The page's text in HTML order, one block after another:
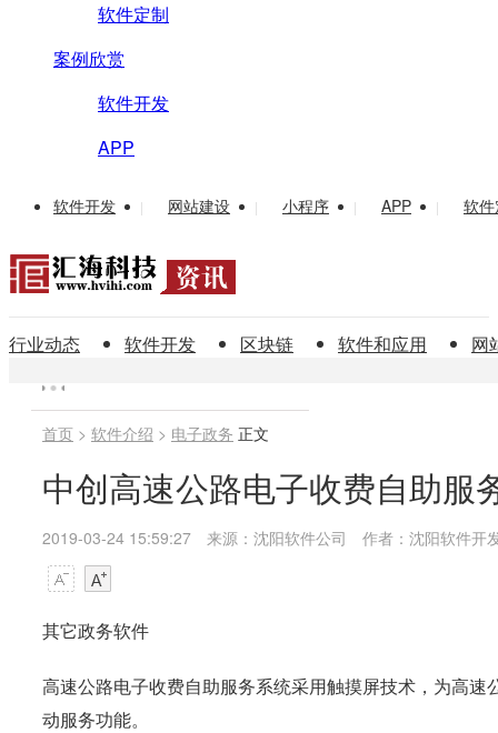
软件定制
案例欣赏
软件开发
APP
软件开发 | 网站建设 | 小程序 | APP | 软
行业动态 软件开发 区块链 软件和应用 网
首页 > 软件介绍 > 电子政务 正文
中创高速公路电子收费自助服
2019-03-24 15:59:27 来源：沈阳软件公司 作者：沈阳软件开
其它政务软件
高速公路电子收费自助服务系统采用触摸屏技术，为高
动服务功能。